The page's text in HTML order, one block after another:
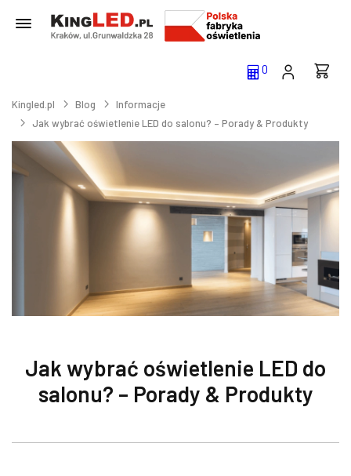
0
Kingled.pl Blog
Informacje
Jak wybrać oświetlenie LED do salonu? – Porady & Produkty
Jak wybrać oświetlenie LED do
salonu? – Porady & Produkty